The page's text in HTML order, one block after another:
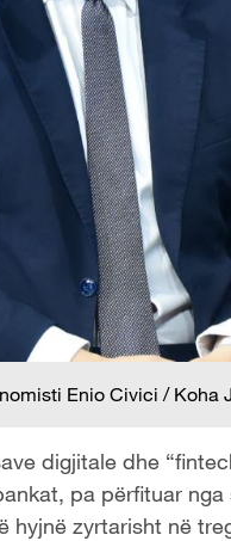
Enio Civici / Koha
digjitale dhe
pa përfituar
hyjnë zyrtarisht në